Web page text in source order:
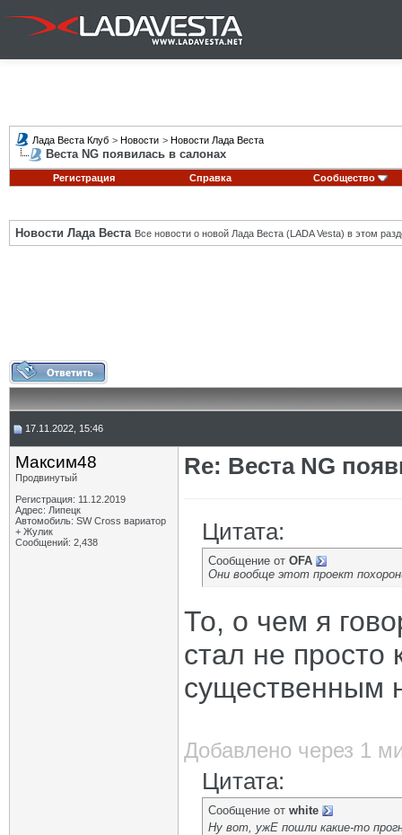
Лада Веста Клуб > Новости > Новости Лада Веста
Веста NG появилась в салонах
Регистрация Справка Сообщество
Новости Лада Веста Все новости о новой Лада Веста (LADA Vesta) в этом
17.11.2022, 15:46
Максим48
Продвинутый
Регистрация: 11.12.2019
Адрес: Липецк
Автомобиль: SW Cross вариатор
+ Жулик
Сообщений: 2,438
Re: Веста NG
Цитата:
Сообщение от OFA
Они вообще этот проект
То, о чем я
стал не
существенным
Добавлено через 1
Цитата:
Сообщение от white
Ну вот, ужЕ пошли какие-то